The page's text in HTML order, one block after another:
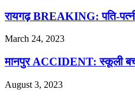
रायगढ़ BREAKING: पति-
March 24, 2023
मानपुर ACCIDENT: स्कूली
August 3, 2023